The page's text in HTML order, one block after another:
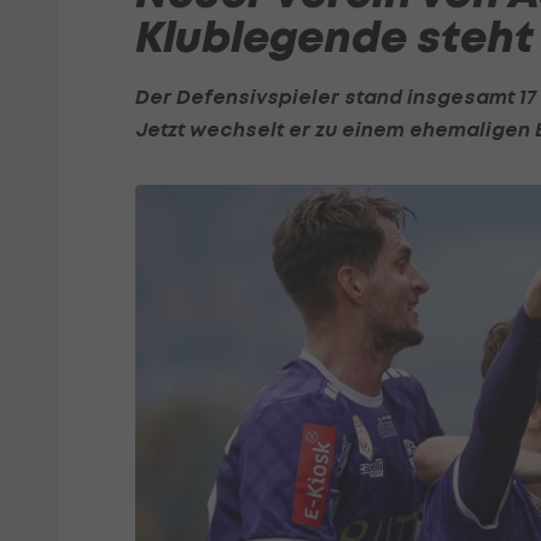
Klublegende
Der Defensivspieler stand insgesamt
Jetzt wechselt er zu einem ehemaligen